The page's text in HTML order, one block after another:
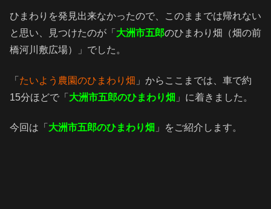
ひまわりを発見出来なかったので、このままでは帰れない
と思い、見つけたのが「 大洲市五郎のひまわり畑（畑の前
橋河川敷広場）」でした。
「 たいよう農園のひまわり畑 」からここまでは、車で約
15分ほどで「 大洲市五郎のひまわり畑 」に着きました。
今回は「 大洲市五郎のひまわり畑 」をご紹介します。